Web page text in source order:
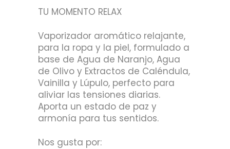
TU MOMENTO RELAX
Vaporizador aromático relajante,
para la ropa y la piel, formulado a
base de Agua de Naranjo, Agua
de Olivo y Extractos de Caléndula,
Vainilla y Lúpulo, perfecto para
aliviar las tensiones diarias.
Aporta un estado de paz y
armonía para tus sentidos.
Nos gusta por: